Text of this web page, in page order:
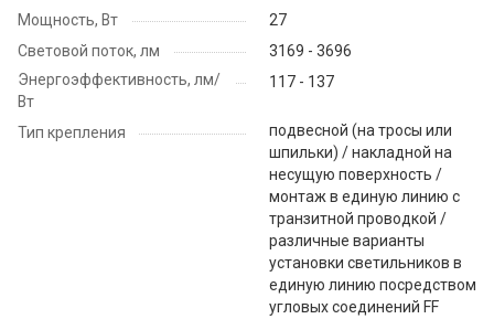
Мощность, Вт
27
Световой поток, лм
3169 - 3696
Энергоэффективность, лм/
Вт
117 - 137
Тип крепления
подвесной (на тросы или
шпильки) / накладной на
несущую поверхность /
монтаж в единую линию с
транзитной проводкой /
различные варианты
установки светильников в
единую линию посредством
угловых соединений FF